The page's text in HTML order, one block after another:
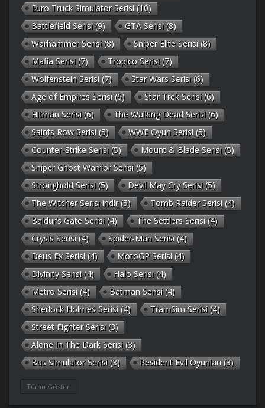
Euro Truck Simulator Serisi (10)
Battlefield Serisi (9) GTA Serisi (8)
Warhammer Serisi (8) Sniper Elite Serisi (8)
Mafia Serisi (7) Tropico Serisi (7)
Wolfenstein Serisi (7) Star Wars Serisi (6)
Age of Empires Serisi (6) Star Trek Serisi (6)
Hitman Serisi (6) The Walking Dead Serisi (6)
Saints Row Serisi (5) WWE Oyun Serisi (5)
Counter-Strike Serisi (5) Mount & Blade Serisi (5)
Sniper Ghost Warrior Serisi (5)
Stronghold Serisi (5) Devil May Cry Serisi (5)
The Witcher Serisi indir(5) Tomb Raider Serisi (4)
Baldur’s Gate Serisi (4) The Settlers Serisi (4)
Crysis Serisi (4) Spider-Man Serisi (4)
Deus Ex Serisi (4) MotoGP Serisi (4)
Divinity Serisi (4) Halo Serisi (4)
Metro Serisi (4) Batman Serisi (4)
Sherlock Holmes Serisi (4) TramSim Serisi (4)
Street Fighter Serisi (3)
Alone In The Dark Serisi (3)
Bus Simulator Serisi (3) Resident Evil Oyunları (3)
Tümü Göster